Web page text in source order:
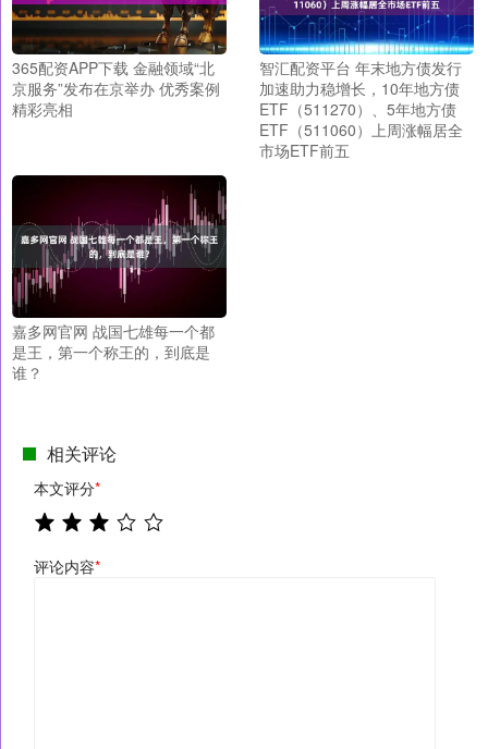
365配资APP下载 金融领域“北
京服务”发布在京举办 优秀案例
精彩亮相
智汇配资平台 年末地方债发行
加速助力稳增长，10年地方债
ETF（511270）、5年地方债
ETF（511060）上周涨幅居全
市场ETF前五
嘉多网官网 战国七雄每一个都
是王，第一个称王的，到底是
谁？
相关评论
本文评分*
评论内容*